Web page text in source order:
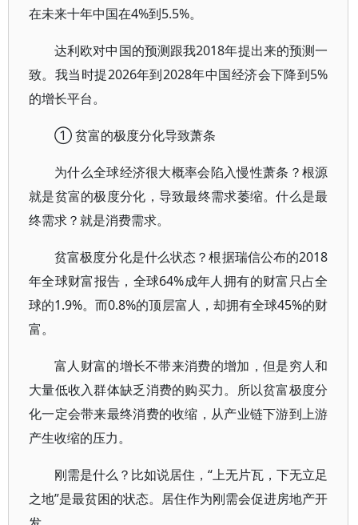
在未来十年中国在4%到5.5%。
达利欧对中国的预测跟我2018年提出来的预测一
致。我当时提2026年到2028年中国经济会下降到5%
的增长平台。
① 贫富的极度分化导致萧条
为什么全球经济很大概率会陷入慢性萧条？根源
就是贫富的极度分化，导致最终需求萎缩。什么是最
终需求？就是消费需求。
贫富极度分化是什么状态？根据瑞信公布的2018
年全球财富报告，全球64%成年人拥有的财富只占全
球的1.9%。而0.8%的顶层富人，却拥有全球45%的财
富。
富人财富的增长不带来消费的增加，但是穷人和
大量低收入群体缺乏消费的购买力。所以贫富极度分
化一定会带来最终消费的收缩，从产业链下游到上游
产生收缩的压力。
刚需是什么？比如说居住，“上无片瓦，下无立足
之地”是最贫困的状态。居住作为刚需会促进房地产开